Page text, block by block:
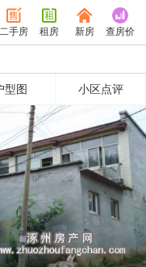
二手房 租房 新房 查房价
型图 小区点评